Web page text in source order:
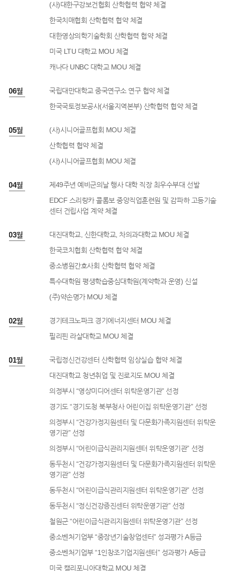
(사)대한구강보건협회 산학협력 협약 체결
한국치매협회 산학협력 협약 체결
대한영상의학기술학회 산학협력 협약 체결
미국 LTU 대학교 MOU 체결
캐나다 UNBC 대학교 MOU 체결
06월
국립대만대학교 중국연구소 연구 협약 체결
한국국토정보공사(서울지역본부) 산학협력 협약 체결
05월
(사)시니어골프협회 MOU 체결
산학협력 협약 체결
(사)시니어골프협회 MOU 체결
04월
제49주년 예비군의날 행사 대학 직장 최우수부대 선발
EDCF 스리랑카 콜롬보 중앙직업훈련원 및 감파하 고등기술
센터 건립사업 계약 체결
03월
대진대학교, 신한대학교, 차의과대학교 MOU 체결
한국코치협회 산학협력 협약 체결
중소병원간호사회 산학협력 협약 체결
특수대학원 평생학습중심대학원(계약학과 운영) 신설
(주)약손명가 MOU 체결
02월
경기테크노파크 경기에너지센터 MOU 체결
필리핀 라살대학교 MOU 체결
01월
국립정신건강센터 산학협력 임상실습 협약 체결
대진대학교 청년취업 및 진로지도 MOU 체결
의정부시 “영상미디어센터 위탁운영기관” 선정
경기도 “경기도청 북부청사 어린이집 위탁운영기관” 선정
의정부시 “건강가정지원센터 및 다문화가족지원센터 위탁운
영기관” 선정
의정부시 “어린이급식관리지원센터 위탁운영기관” 선정
동두천시 “건강가정지원센터 및 다문화가족지원센터 위탁운
영기관” 선정
동두천시 “어린이급식관리지원센터 위탁운영기관” 선정
동두천시 “정신건강증진센터 위탁운영기관” 선정
철원군 “어린이급식관리지원센터 위탁운영기관” 선정
중소벤처기업부 “중장년기술창업센터” 성과평가 A등급
중소벤처기업부 “1인창조기업지원센터” 성과평가 A등급
미국 캘리포니아대학교 MOU 체결